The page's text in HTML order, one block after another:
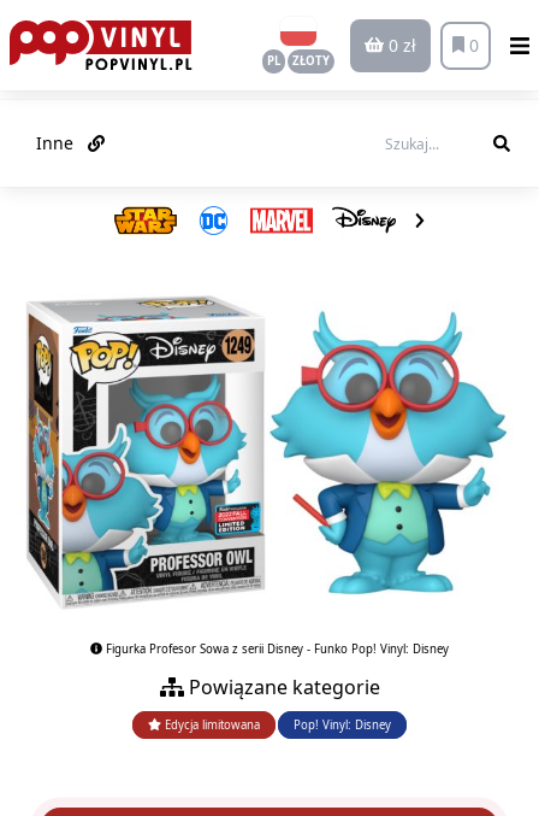
PL ZŁOTY
0 zł 0
Inne
Figurka Profesor Sowa z serii Disney - Funko Pop! Vinyl: Disney
Powiązane kategorie
Edycja limitowana Pop! Vinyl: Disney